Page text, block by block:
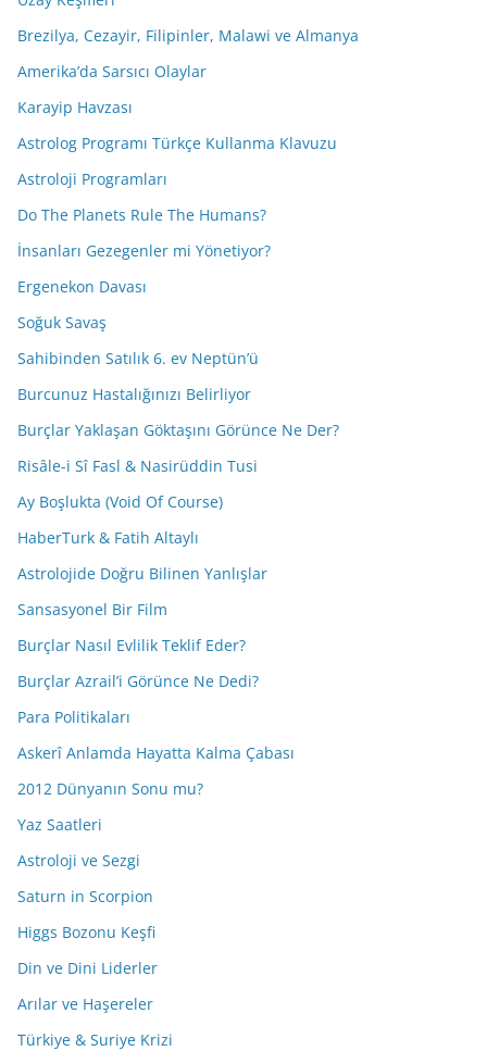
Brezilya, Cezayir, Filipinler, Malawi ve Almanya
Amerika’da Sarsıcı Olaylar
Karayip Havzası
Astrolog Programı Türkçe Kullanma Klavuzu
Astroloji Programları
Do The Planets Rule The Humans?
İnsanları Gezegenler mi Yönetiyor?
Ergenekon Davası
Soğuk Savaş
Sahibinden Satılık 6. ev Neptün’ü
Burcunuz Hastalığınızı Belirliyor
Burçlar Yaklaşan Göktaşını Görünce Ne Der?
Risâle-i Sî Fasl & Nasirüddin Tusi
Ay Boşlukta (Void Of Course)
HaberTurk & Fatih Altaylı
Astrolojide Doğru Bilinen Yanlışlar
Sansasyonel Bir Film
Burçlar Nasıl Evlilik Teklif Eder?
Burçlar Azrail’i Görünce Ne Dedi?
Para Politikaları
Askerî Anlamda Hayatta Kalma Çabası
2012 Dünyanın Sonu mu?
Yaz Saatleri
Astroloji ve Sezgi
Saturn in Scorpion
Higgs Bozonu Keşfi
Din ve Dini Liderler
Arılar ve Haşereler
Türkiye & Suriye Krizi